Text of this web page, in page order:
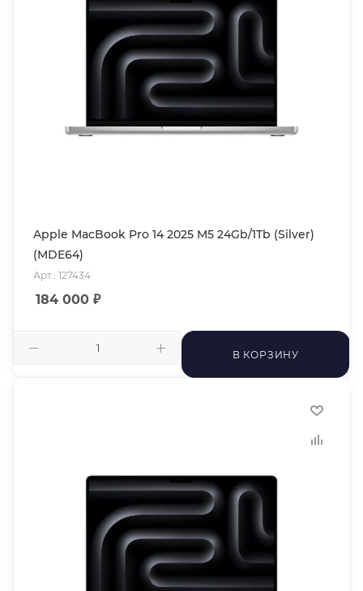
Apple MacBook Pro 14 2025 M5 24Gb/1Tb (Silver)
(MDE64)
Арт.: 127434
184 000 ₽
В КОРЗИНУ